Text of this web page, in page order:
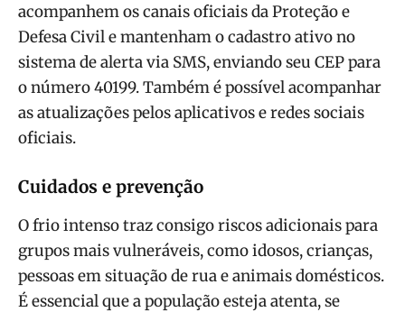
acompanhem os canais oficiais da Proteção e
Defesa Civil e mantenham o cadastro ativo no
sistema de alerta via SMS, enviando seu CEP para
o número 40199. Também é possível acompanhar
as atualizações pelos aplicativos e redes sociais
oficiais.
Cuidados e prevenção
O frio intenso traz consigo riscos adicionais para
grupos mais vulneráveis, como idosos, crianças,
pessoas em situação de rua e animais domésticos.
É essencial que a população esteja atenta, se